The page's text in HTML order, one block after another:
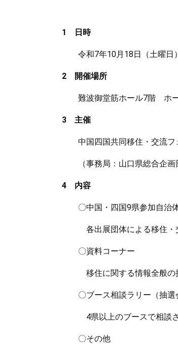
1 日時
令和7年10月18日（土曜日
2 開催場所
難波御堂筋ホール7階 ホー
3 主催
中国四国共同移住・交流フ
（事務局：山口県総合企画
4 内容
〇中国・四国9県参加自治
各出展団体による移住・
〇資料コーナー
移住に関する情報全般の
〇ブース相談ラリー（抽選
4県以上のブースで相談さ
〇その他